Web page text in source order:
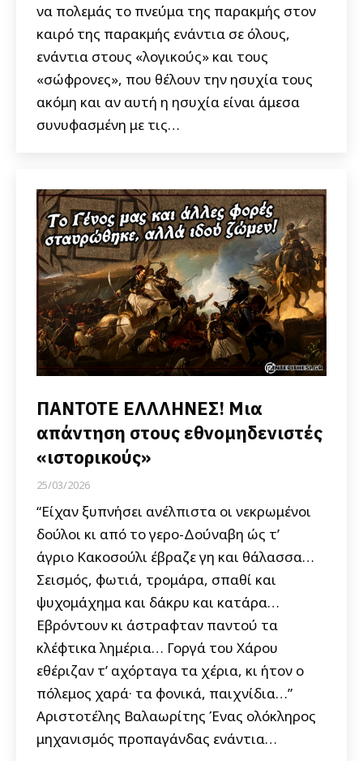
να πολεμάς το πνεύμα της παρακμής στον
καιρό της παρακμής ενάντια σε όλους,
ενάντια στους «λογικούς» και τους
«σώφρονες», που θέλουν την ησυχία τους
ακόμη και αν αυτή η ησυχία είναι άμεσα
συνυφασμένη με τις…
ΠΑΝΤΟΤΕ ΕΛΛΛΗΝΕΣ! Μια
απάντηση στους εθνομηδενιστές
«ιστορικούς»
25/03/2026
“Είχαν ξυπνήσει ανέλπιστα οι νεκρωμένοι
δούλοι κι από το γερο-Δούναβη ώς τ’
άγριο Κακοσούλι έβραζε γη και θάλασσα…
Σεισμός, φωτιά, τρομάρα, σπαθί και
ψυχομάχημα και δάκρυ και κατάρα…
Εβρόντουν κι άστραφταν παντού τα
κλέφτικα λημέρια… Γοργά του Χάρου
εθέριζαν τ’ αχόρταγα τα χέρια, κι ήτον ο
πόλεμος χαρά· τα φονικά, παιχνίδια…”
Αριστοτέλης Βαλαωρίτης Ένας ολόκληρος
μηχανισμός προπαγάνδας ενάντια…